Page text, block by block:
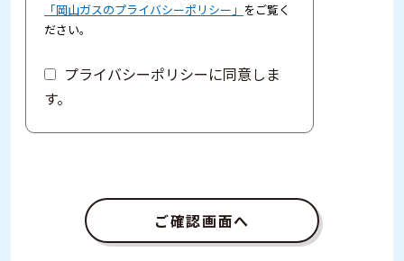
「岡山ガスのプライバシーポリシー」 をご覧く
ださい。
プライバシーポリシーに同意しま
す。
ご確認画面へ